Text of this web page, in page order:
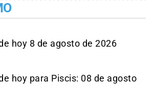
hoy 8 de agosto de 2026
hoy para Piscis: 08 de agosto